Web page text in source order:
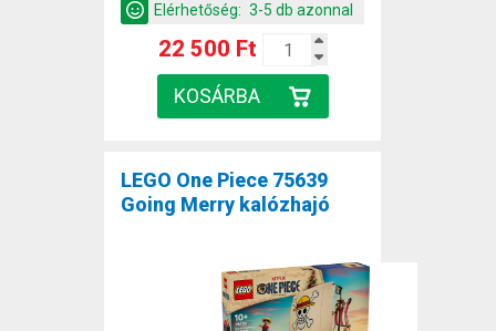
Elérhetőség: 3-5 db azonnal
22 500 Ft
LEGO One Piece 75639
Going Merry kalózhajó